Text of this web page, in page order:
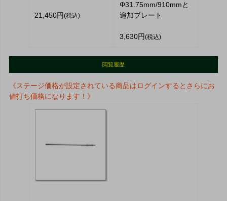
21,450円(税込)
Φ31.75mm/910mmと
追加プレート
3,630円(税込)
閲覧履歴
《ステージ価格が設定されている商品はログインするとさらにお
値打ち価格になります！》